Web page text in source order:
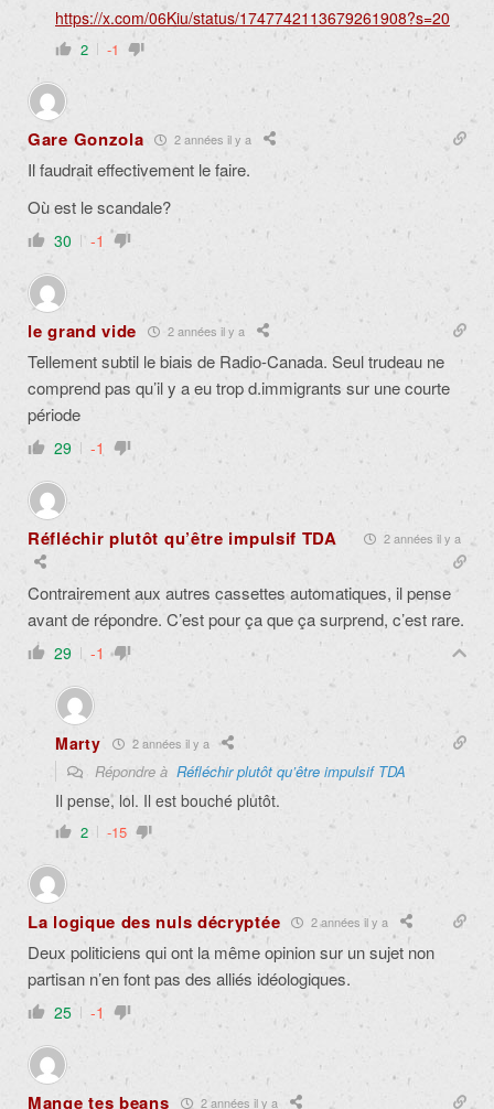
https://x.com/06Kiu/status/1747742113679261908?s=20
2 -1
Gare Gonzola 2 années il y a
Il faudrait effectivement le faire.
Où est le scandale?
30 -1
le grand vide 2 années il y a
Tellement subtil le biais de Radio-Canada. Seul trudeau ne
comprend pas qu’il y a eu trop d.immigrants sur une courte
période
29 -1
Réfléchir plutôt qu’être impulsif TDA 2 années il y a
Contrairement aux autres cassettes automatiques, il pense
avant de répondre. C’est pour ça que ça surprend, c’est rare.
29 -1
Marty 2 années il y a
Répondre à Réfléchir plutôt qu’être impulsif TDA
Il pense, lol. Il est bouché plutôt.
2 -15
La logique des nuls décryptée 2 années il y a
Deux politiciens qui ont la même opinion sur un sujet non
partisan n’en font pas des alliés idéologiques.
25 -1
Mange tes beans 2 années il y a